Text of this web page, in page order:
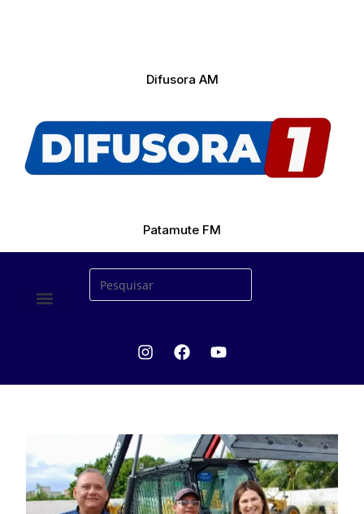
Difusora AM
Patamute FM